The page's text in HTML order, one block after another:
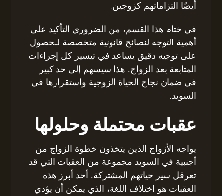
أيضًا التزاماتهم كزوجين.
في ختام هذا القسم، من الضروري التأكيد على
أهمية التوجه لنصائح قانونية متخصصة للحصول
على توجيه دقيق يساعد في تيسير كل إجراءات
المتابعة بعد الزواج. هذا سيسهم إلى حد كبير
في ضمان نجاح الحياة الزوجية واستقرارها في
السويد.
عقبات محتملة وحلولها
يواجه الأزواج الذين يتخذون خطوة الزواج من
أجنبية في السويد مجموعة من العقبات التي قد
تعرقل سير حياتهم المشتركة. أحد أبرز هذه
العقبات هو اختلاف اللغة، الذي يمكن أن يؤدي